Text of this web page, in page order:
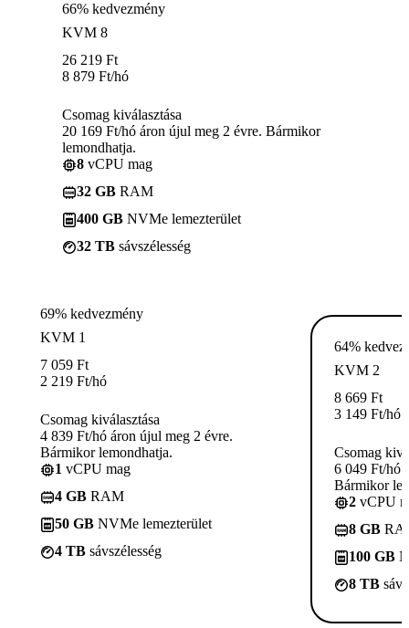
66% kedvezmény
KVM 8
26 219 Ft
8 879 Ft/hó
Csomag kiválasztása
20 169 Ft/hó áron újul meg 2 évre. Bármikor
lemondhatja.
8 vCPU mag
32 GB RAM
400 GB NVMe lemezterület
32 TB sávszélesség
69% kedvezmény
KVM 1
7 059 Ft
2 219 Ft/hó
Csomag kiválasztása
4 839 Ft/hó áron újul meg 2 évre.
Bármikor lemondhatja.
1 vCPU mag
4 GB RAM
50 GB NVMe lemezterület
4 TB sávszélesség
64%
KVM 2
8 669 Ft
3 149 Ft/hó
Csomag
6 049 Ft/hó
Bármikor
2 vCPU
8 GB
100 GB
8 TB